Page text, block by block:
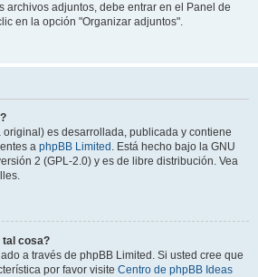
archivos adjuntos, debe entrar en el Panel de
en la opción "Organizar adjuntos".
original) es desarrollada, publicada y contiene
a phpBB Limited . Está hecho bajo la GNU
2 (GPL-2.0) y es de libre distribución. Vea
tal cosa?
a través de phpBB Limited. Si usted cree que
por favor visite Centro de phpBB Ideas